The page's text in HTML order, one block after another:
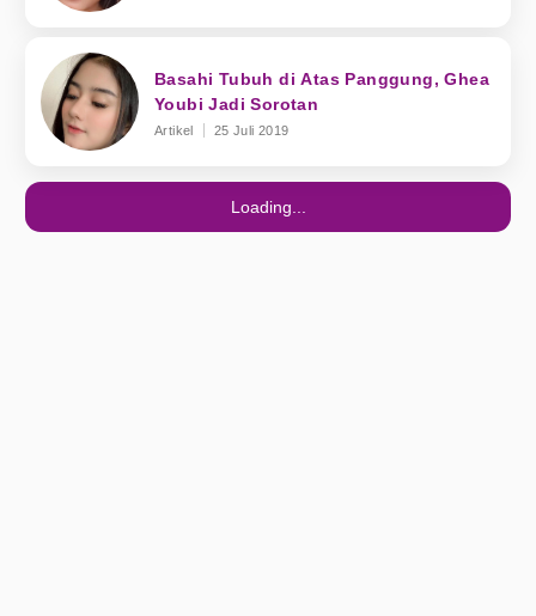
Basahi Tubuh di Atas Panggung, Ghea
Youbi Jadi Sorotan
Artikel 25 Juli 2019
Loading...